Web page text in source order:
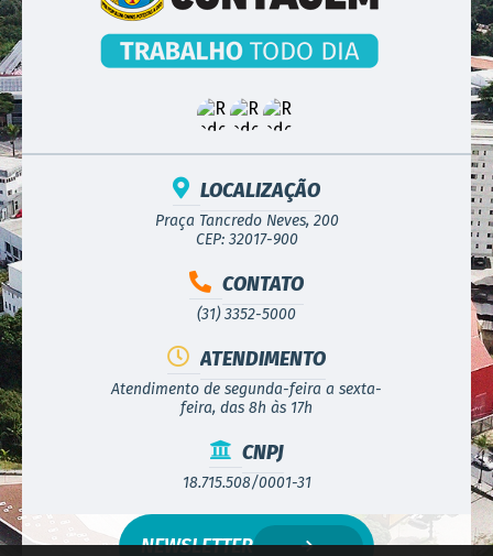
LOCALIZAÇÃO
Praça Tancredo Neves, 200
CEP: 32017-900
CONTATO
(31) 3352-5000
ATENDIMENTO
Atendimento de segunda-feira a sexta-
feira, das 8h às 17h
CNPJ
18.715.508/0001-31
NEWSLETTER